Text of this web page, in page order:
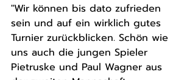
"Wir können bis dato zufrieden
sein und auf ein wirklich gutes
Turnier zurückblicken. Schön wie
uns auch die jungen Spieler
Pietruske und Paul Wagner aus